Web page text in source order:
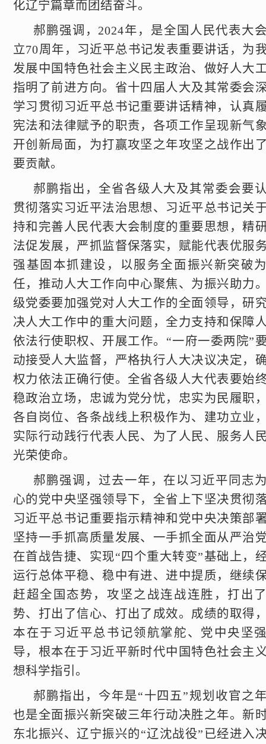
化辽宁篇章而团结奋斗。
郝鹏强调，2024年，是全国人民代表大
立70周年，习近平总书记发表重要讲话，为
发展中国特色社会主义民主政治、做好人大
指明了前进方向。省十四届人大及其常委会
学习贯彻习近平总书记重要讲话精神，认真
宪法和法律赋予的职责，各项工作呈现新气
开创新局面，为打赢攻坚之年攻坚之战作出
要贡献。
郝鹏指出，全省各级人大及其常委会要
贯彻落实习近平法治思想、习近平总书记关
持和完善人民代表大会制度的重要思想，精
法促发展，严抓监督保落实，赋能代表优服
强基固本抓建设，以服务全面振兴新突破
任，推动人大工作向中心聚焦、为振兴助力
级党委要加强党对人大工作的全面领导，研
决人大工作中的重大问题，全力支持和保障
依法行使职权、开展工作。“一府一委两院”
动接受人大监督，严格执行人大决议决定，
权力依法正确行使。全省各级人大代表要始
稳政治立场，忠诚为党分忧，忠实为民履职
各自岗位、各条战线上积极作为、建功立业
实际行动践行代表人民、为了人民、服务人
光荣使命。
郝鹏强调，过去一年，在以习近平同志
心的党中央坚强领导下，全省上下坚决贯彻
习近平总书记重要指示精神和党中央决策部
坚持一手抓高质量发展、一手抓全面从严治
在首战告捷、实现“四个重大转变”基础上，
运行总体平稳、稳中有进、进中提质，继续
赶超全国态势，攻坚之战连战连胜，打出
势、打出了信心、打出了成效。成绩的取得
本在于习近平总书记领航掌舵、党中央坚
导，根本在于习近平新时代中国特色社会主
想科学指引。
郝鹏指出，今年是“十四五”规划收官之
也是全面振兴新突破三年行动决胜之年。新
东北振兴、辽宁振兴的“辽沈战役”已经进入